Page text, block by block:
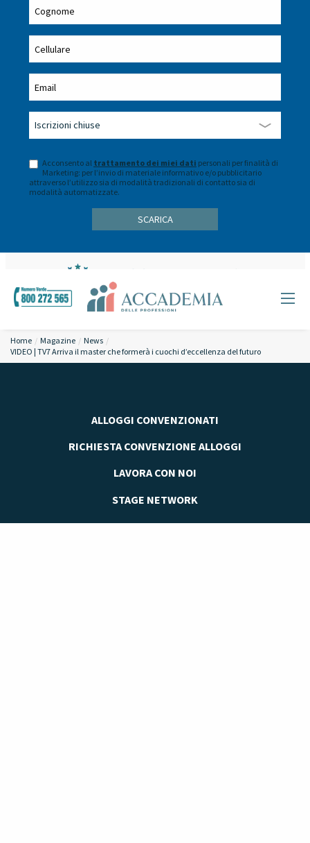
Home Magazine
News
VIDEO | TV7 Arriva il master che formerà i cuochi d’eccellenza del futuro
Acconsento al trattamento dei miei dati personali per finalità di
Marketing: per l’invio di materiale informativo e/o pubblicitario
attraverso l’utilizzo sia di modalità tradizionali di contatto sia di
modalità automatizzate.
ALLOGGI CONVENZIONATI
RICHIESTA CONVENZIONE ALLOGGI
LAVORA CON NOI
STAGE NETWORK
SPORTELLO STUDENTI